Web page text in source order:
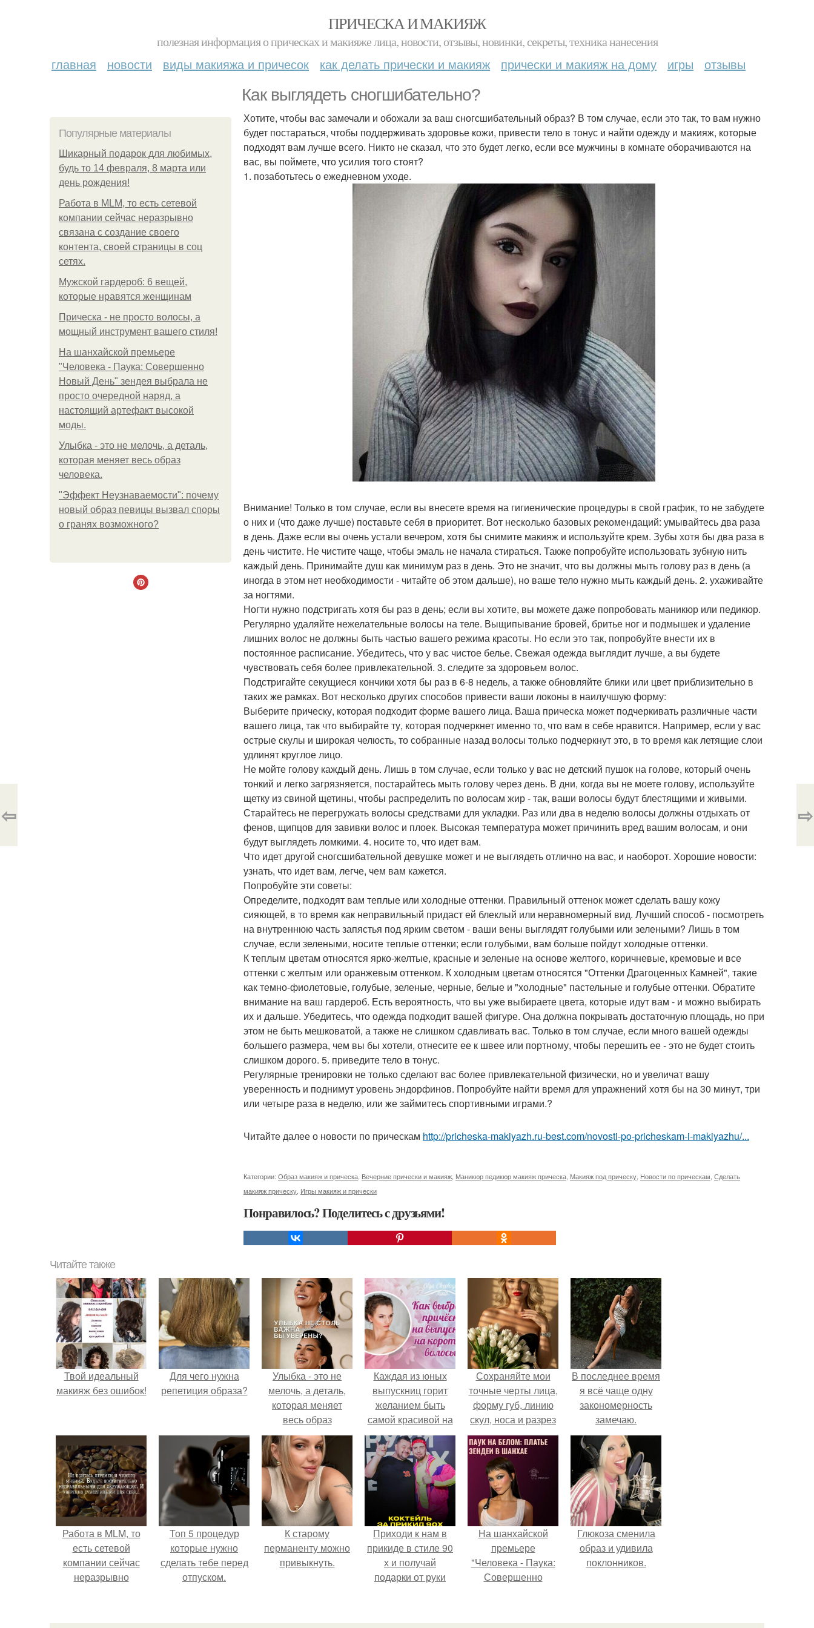
ПРИЧЕСКА И МАКИЯЖ
полезная информация о прическах и макияже лица, новости, отзывы, новинки, секреты, техника нанесения
главная новости виды макияжа и причесок как делать прически и макияж прически и макияж на дому игры отзывы
Как выглядеть сногшибательно?
Популярные материалы
Шикарный подарок для любимых,
будь то 14 февраля, 8 марта или
день рождения!
Работа в MLM, то есть сетевой
компании сейчас неразрывно
связана с создание своего
контента, своей страницы в соц
сетях.
Мужской гардероб: 6 вещей,
которые нравятся женщинам
Прическа - не просто волосы, а
мощный инструмент вашего стиля!
На шанхайской премьере
"Человека - Паука: Совершенно
Новый День" зендея выбрала не
просто очередной наряд, а
настоящий артефакт высокой
моды.
Улыбка - это не мелочь, а деталь,
которая меняет весь образ
человека.
"Эффект Неузнаваемости": почему
новый образ певицы вызвал споры
о гранях возможного?
Хотите, чтобы вас замечали и обожали за ваш сногсшибательный образ? В том случае, если это так, то вам нужно
будет постараться, чтобы поддерживать здоровье кожи, привести тело в тонус и найти одежду и макияж, которые
подходят вам лучше всего. Никто не сказал, что это будет легко, если все мужчины в комнате оборачиваются на
вас, вы поймете, что усилия того стоят?
1. позаботьтесь о ежедневном уходе.
Внимание! Только в том случае, если вы внесете время на гигиенические процедуры в свой график, то не забудете
о них и (что даже лучше) поставьте себя в приоритет. Вот несколько базовых рекомендаций: умывайтесь два раза
в день. Даже если вы очень устали вечером, хотя бы снимите макияж и используйте крем. Зубы хотя бы два раза в
день чистите. Не чистите чаще, чтобы эмаль не начала стираться. Также попробуйте использовать зубную нить
каждый день. Принимайте душ как минимум раз в день. Это не значит, что вы должны мыть голову раз в день (а
иногда в этом нет необходимости - читайте об этом дальше), но ваше тело нужно мыть каждый день. 2. ухаживайте
за ногтями.
Ногти нужно подстригать хотя бы раз в день; если вы хотите, вы можете даже попробовать маникюр или педикюр.
Регулярно удаляйте нежелательные волосы на теле. Выщипывание бровей, бритье ног и подмышек и удаление
лишних волос не должны быть частью вашего режима красоты. Но если это так, попробуйте внести их в
постоянное расписание. Убедитесь, что у вас чистое белье. Свежая одежда выглядит лучше, а вы будете
чувствовать себя более привлекательной. 3. следите за здоровьем волос.
Подстригайте секущиеся кончики хотя бы раз в 6-8 недель, а также обновляйте блики или цвет приблизительно в
таких же рамках. Вот несколько других способов привести ваши локоны в наилучшую форму:
Выберите прическу, которая подходит форме вашего лица. Ваша прическа может подчеркивать различные части
вашего лица, так что выбирайте ту, которая подчеркнет именно то, что вам в себе нравится. Например, если у вас
острые скулы и широкая челюсть, то собранные назад волосы только подчеркнут это, в то время как летящие слои
удлинят круглое лицо.
Не мойте голову каждый день. Лишь в том случае, если только у вас не детский пушок на голове, который очень
тонкий и легко загрязняется, постарайтесь мыть голову через день. В дни, когда вы не моете голову, используйте
щетку из свиной щетины, чтобы распределить по волосам жир - так, ваши волосы будут блестящими и живыми.
Старайтесь не перегружать волосы средствами для укладки. Раз или два в неделю волосы должны отдыхать от
фенов, щипцов для завивки волос и плоек. Высокая температура может причинить вред вашим волосам, и они
будут выглядеть ломкими. 4. носите то, что идет вам.
Что идет другой сногсшибательной девушке может и не выглядеть отлично на вас, и наоборот. Хорошие новости:
узнать, что идет вам, легче, чем вам кажется.
Попробуйте эти советы:
Определите, подходят вам теплые или холодные оттенки. Правильный оттенок может сделать вашу кожу
сияющей, в то время как неправильный придаст ей блеклый или неравномерный вид. Лучший способ - посмотреть
на внутреннюю часть запястья под ярким светом - ваши вены выглядят голубыми или зелеными? Лишь в том
случае, если зелеными, носите теплые оттенки; если голубыми, вам больше пойдут холодные оттенки.
К теплым цветам относятся ярко-желтые, красные и зеленые на основе желтого, коричневые, кремовые и все
оттенки с желтым или оранжевым оттенком. К холодным цветам относятся "Оттенки Драгоценных Камней", такие
как темно-фиолетовые, голубые, зеленые, черные, белые и "холодные" пастельные и голубые оттенки. Обратите
внимание на ваш гардероб. Есть вероятность, что вы уже выбираете цвета, которые идут вам - и можно выбирать
их и дальше. Убедитесь, что одежда подходит вашей фигуре. Она должна покрывать достаточную площадь, но при
этом не быть мешковатой, а также не слишком сдавливать вас. Только в том случае, если много вашей одежды
большего размера, чем вы бы хотели, отнесите ее к швее или портному, чтобы перешить ее - это не будет стоить
слишком дорого. 5. приведите тело в тонус.
Регулярные тренировки не только сделают вас более привлекательной физически, но и увеличат вашу
уверенность и поднимут уровень эндорфинов. Попробуйте найти время для упражнений хотя бы на 30 минут, три
или четыре раза в неделю, или же займитесь спортивными играми.?
Читайте далее о новости по прическам http://pricheska-makiyazh.ru-best.com/novosti-po-pricheskam-i-makiyazhu/...
Категории: Образ макияж и прическа Вечерние прически и макияж Маникюр педикюр макияж прическа Макияж под прическу Новости по прическам Сделать
макияж прическу Игры макияж и прически
Понравилось? Поделитесь с друзьями!
⇦ ⇨
Читайте также
Твой идеальный
макияж без ошибок!
Для чего нужна
репетиция образа?
Улыбка - это не
мелочь, а деталь,
которая меняет
весь образ
человека.
Каждая из юных
выпускниц горит
желанием быть
самой красивой на
своем последнем
школьном вечере.
Сохраняйте мои
точные черты лица,
форму губ, линию
скул, носа и разрез
глаз.
В последнее время
я всё чаще одну
закономерность
замечаю.
Работа в MLM, то
есть сетевой
компании сейчас
неразрывно
своей страницы в
Топ 5 процедур
которые нужно
сделать тебе перед
отпуском.
К старому
перманенту можно
привыкнуть.
Приходи к нам в
прикиде в стиле 90
х и получай
подарки от руки
На шанхайской
премьере
"Человека - Паука:
Совершенно
просто очередной
Глюкоза сменила
образ и удивила
поклонников.